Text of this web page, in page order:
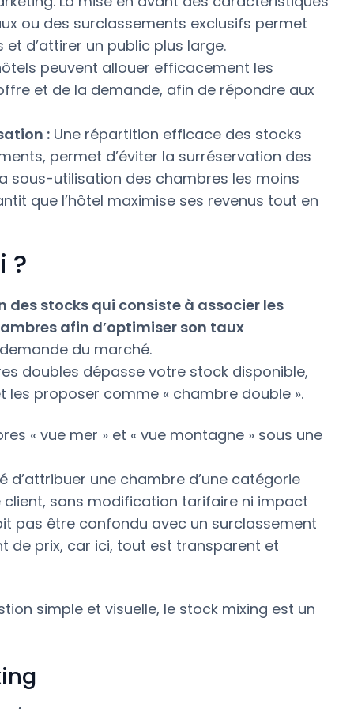
ou des surclassements exclusifs permet
d’attirer un public plus large.
peuvent allouer efficacement les
et de la demande, afin de répondre aux
:Une répartition efficace des stocks
permet d’éviter la surréservation des
sous-utilisation des chambres les moins
que l’hôtel maximise ses revenus tout en
?
des stocks qui consiste à associer les
afin d’optimiser son taux
du marché.
doubles dépasse votre stock disponible,
proposer comme « chambre double ».
« vue mer » et « vue montagne » sous une
une chambre d’une catégorie
sans modification tarifaire ni impact
pas être confondu avec un surclassement
de prix, car ici, tout est transparent et
simple et visuelle, le stock mixing est un